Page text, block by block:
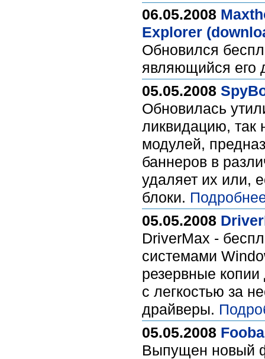
06.05.2008
Explorer
Обновился
являющийся его
05.05.2008
Обновилась
ликвидацию, так
модулей,
баннеров в
удаляет их или,
блоки.
05.05.2008
DriverMax -
системами
резервные
с легкостью за
драйверы.
05.05.2008
Выпущен новый